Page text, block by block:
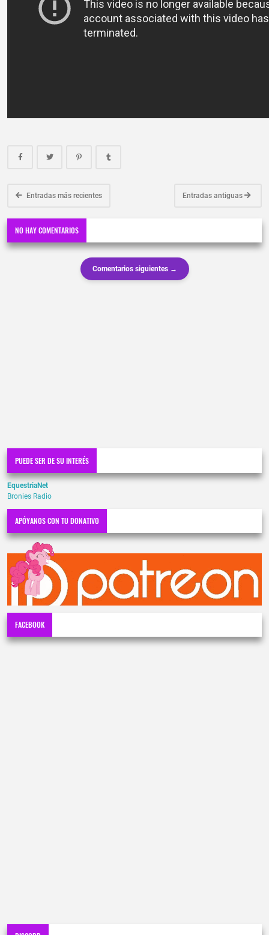
Entradas más recientes Entradas antiguas
NO HAY COMENTARIOS
Comentarios siguientes →
PUEDE SER DE SU INTERÉS
EquestriaNet
Bronies Radio
APÓYANOS CON TU DONATIVO
FACEBOOK